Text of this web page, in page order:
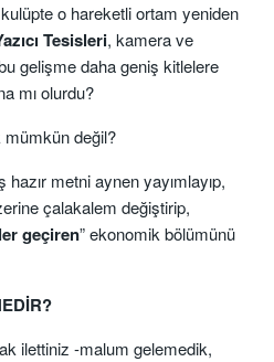
o hareketli ortam yeniden
Tesisleri, kamera ve
gelişme daha geniş kitlelere
mı olurdu?
mümkün değil?
metni aynen yayımlayıp,
çalakalem değiştirip,
geçiren” ekonomik bölümünü
ilettiniz -malum gelemedik,